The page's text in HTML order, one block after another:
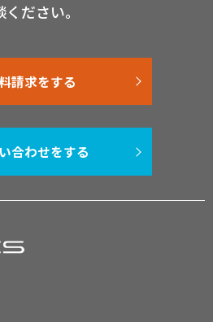
ださい。
請求をする
合わせをする